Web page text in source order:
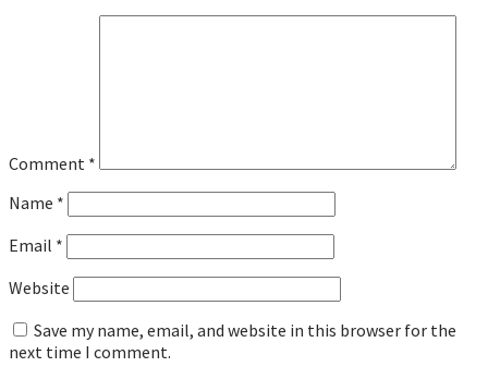
Comment *
Name *
Email *
Website
Save my name, email, and website in this browser for the
next time I comment.